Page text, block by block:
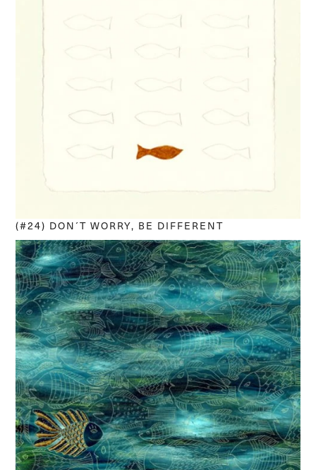
(#24) DON´T WORRY, BE DIFFERENT